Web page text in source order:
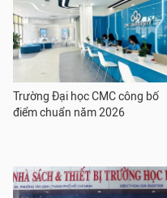
Trường Đại học CMC công bố
điểm chuẩn năm 2026